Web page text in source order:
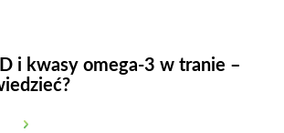
i kwasy omega-3 w tranie –